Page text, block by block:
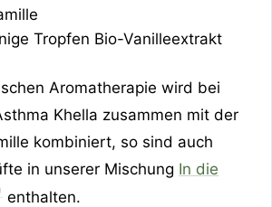
Tropfen Bio-Vanilleextrakt
Aromatherapie wird bei
Khella zusammen mit der
kombiniert, so sind auch
in unserer Mischung In die
enthalten.